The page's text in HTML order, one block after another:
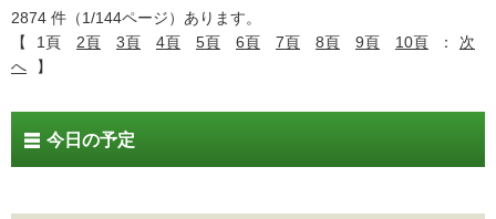
2874 件（1/144ページ）あります。
【
1頁 2頁 3頁 4頁 5頁 6頁 7頁 8頁 9頁 10頁 ：
次
へ
】
今日の予定